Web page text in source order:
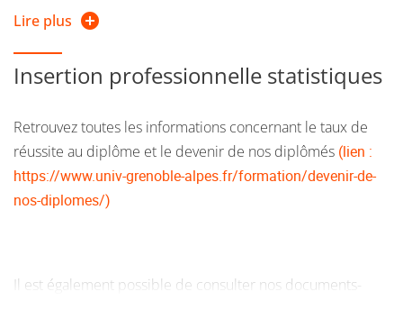
d’urbanisme, des CAUE, des organismes d’études pour
Lire plus
Insertion professionnelle statistiques
Retrouvez toutes les informations concernant le taux de
réussite au diplôme et le devenir de nos diplômés (lien :
https://www.univ-grenoble-alpes.fr/formation/devenir-de-
nos-diplomes/)
Il est également possible de consulter nos documents-